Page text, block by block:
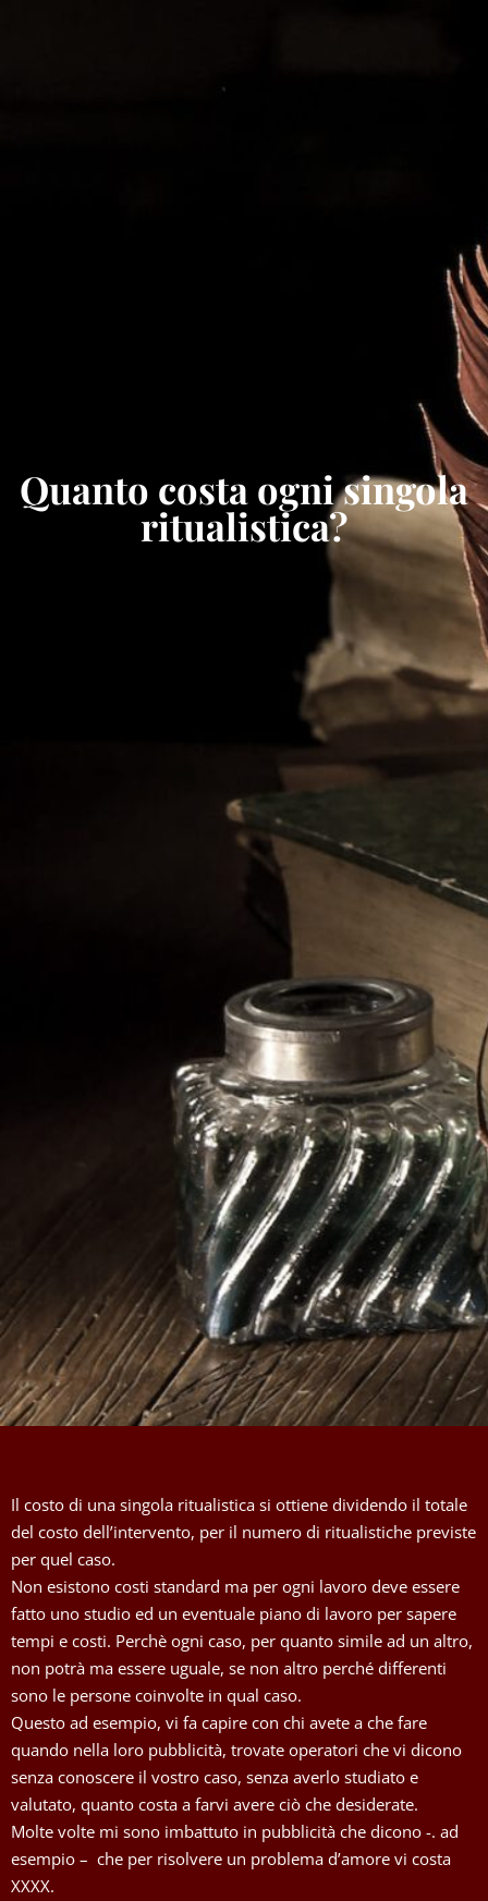
Quanto costa ogni singola
ritualistica?
Il costo di una singola ritualistica si ottiene dividendo il totale
del costo dell’intervento, per il numero di ritualistiche previste
per quel caso.
Non esistono costi standard ma per ogni lavoro deve essere
fatto uno studio ed un eventuale piano di lavoro per sapere
tempi e costi. Perchè ogni caso, per quanto simile ad un altro,
non potrà ma essere uguale, se non altro perché differenti
sono le persone coinvolte in qual caso.
Questo ad esempio, vi fa capire con chi avete a che fare
quando nella loro pubblicità, trovate operatori che vi dicono
senza conoscere il vostro caso, senza averlo studiato e
valutato, quanto costa a farvi avere ciò che desiderate.
Molte volte mi sono imbattuto in pubblicità che dicono -. ad
esempio – che per risolvere un problema d’amore vi costa
XXXX.